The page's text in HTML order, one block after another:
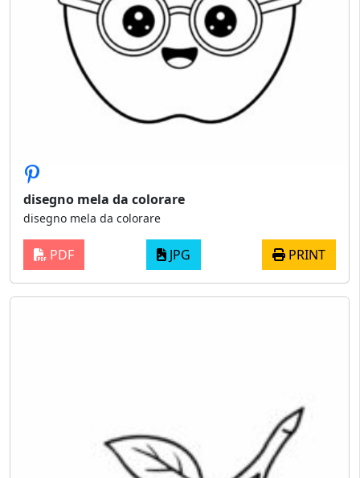
disegno mela da colorare
disegno mela da colorare
PDF JPG PRINT